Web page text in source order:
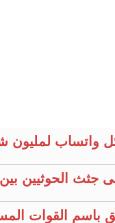
واتساب
جثث الحوثيين
باسم القوات